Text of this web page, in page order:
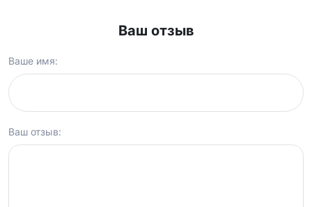
Ваш отзыв
Ваше имя:
Ваш отзыв: